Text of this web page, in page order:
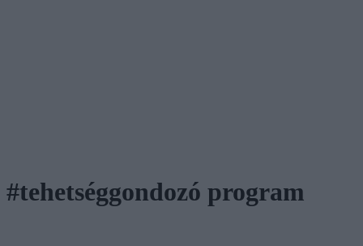
#tehetséggondozó program